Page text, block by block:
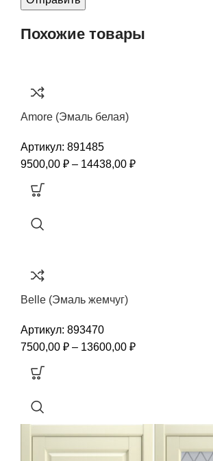
Похожие товары
Amore (Эмаль белая)
Артикул: 891485
9500,00 ₽ – 14438,00 ₽
Belle (Эмаль жемчуг)
Артикул: 893470
7500,00 ₽ – 13600,00 ₽